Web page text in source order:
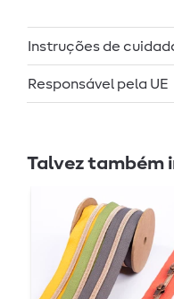
Instruções de
Responsável pela UE
Talvez também